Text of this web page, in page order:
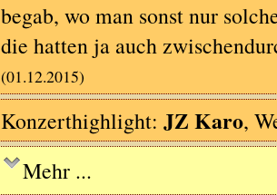
begab, wo man sonst nur
die hatten ja auch
(01.12.2015)
Konzerthighlight:JZ Karo,
Mehr ...